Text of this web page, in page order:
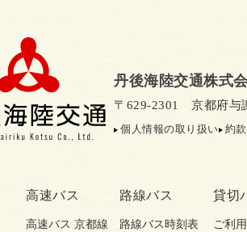
丹後海陸交通株式
〒629-2301 京都府与
個人情報の取り扱い 約款
高速バス
高速バス 京都線
路線バス
路線バス時刻表
貸切
ご利